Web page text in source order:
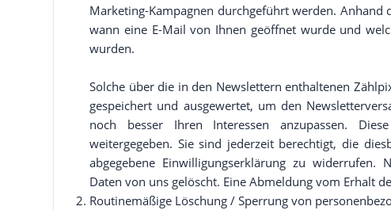
Marketing-Kampagnen durchgeführt werden.
wann eine E-Mail von Ihnen geöffnet wurde und
wurden.
Solche über die in den Newslettern enthaltenen
gespeichert und ausgewertet, um den
noch besser Ihren Interessen anzupassen.
weitergegeben. Sie sind jederzeit berechtigt, die
abgegebene Einwilligungserklärung zu widerrufen.
Daten von uns gelöscht. Eine Abmeldung vom Erhalt
Routinemäßige Löschung / Sperrung von